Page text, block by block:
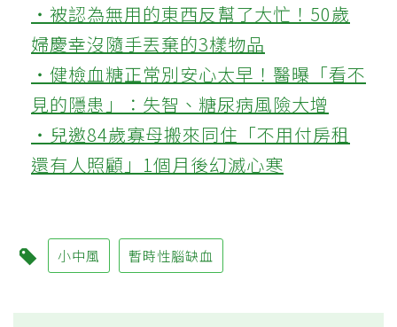
‧被認為無用的東西反幫了大忙！50歲
婦慶幸沒隨手丟棄的3樣物品
‧健檢血糖正常別安心太早！醫曝「看不
見的隱患」：失智、糖尿病風險大增
‧兒邀84歲寡母搬來同住「不用付房租
還有人照顧」1個月後幻滅心寒
小中風 暫時性腦缺血